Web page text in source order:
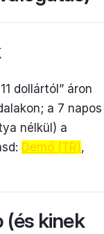
dollártól” áron
a 7 napos
nélkül) a
Demó (TR),
(és kinek